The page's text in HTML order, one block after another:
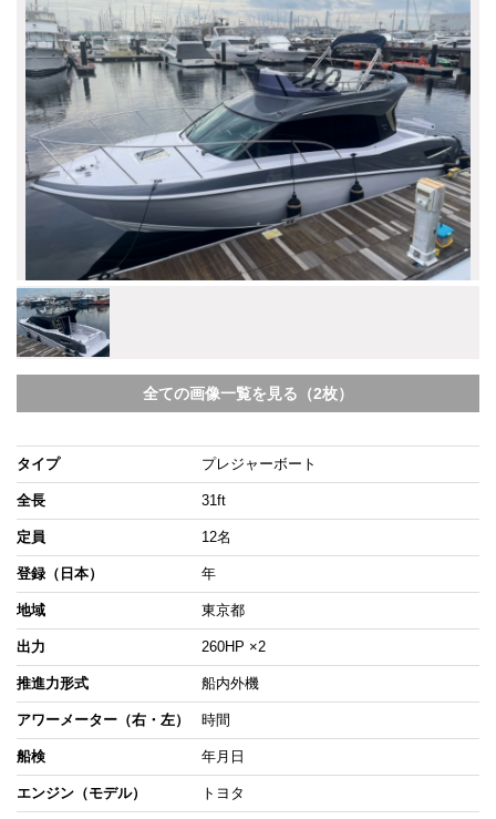
全ての画像一覧を見る（2枚）
タイプ プレジャーボート
全長 31ft
定員 12名
登録（日本） 年
地域 東京都
出力 260HP ×2
推進力形式 船内外機
アワーメーター（右・左） 時間
船検 年月日
エンジン（モデル） トヨタ